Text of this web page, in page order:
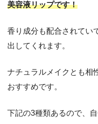
美容液リップです！
香り成分も配合されてい
出してくれます。
ナチュラルメイクとも相
おすすめです。
下記の3種類あるので、